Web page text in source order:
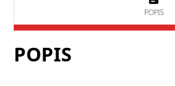
POPIS
POPIS